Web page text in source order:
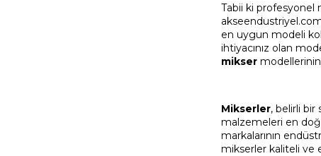
Tabii ki profesyonel
en uygun modeli
ihtiyacınız olan
mikser
Mikserler, belirli bir
malzemeleri en
markalarının
mikserler kaliteli ve